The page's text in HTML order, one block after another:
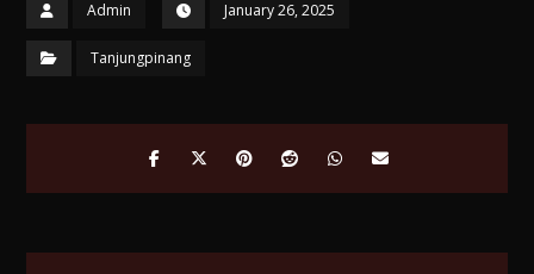
Admin January 26, 2025
Tanjungpinang